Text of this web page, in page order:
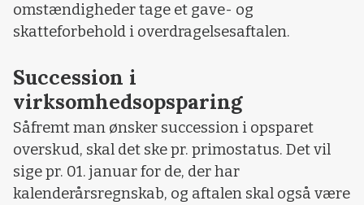
omstændigheder tage et gave- og
skatteforbehold i overdragelsesaftalen.
Succession i
virksomhedsopsparing
Såfremt man ønsker succession i opsparet
overskud, skal det ske pr. primostatus. Det vil
sige pr. 01. januar for de, der har
kalenderårsregnskab, og aftalen skal også være